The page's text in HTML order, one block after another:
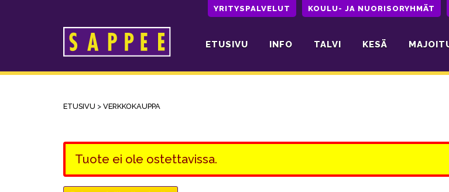
YRITYSPALVELUT KOULU- JA NUORISORYHMÄT
Päävalikko ETUSIVU INFO TALVI KESÄ
ETUSIVU > VERKKOKAUPPA
Tuote ei ole ostettavissa.